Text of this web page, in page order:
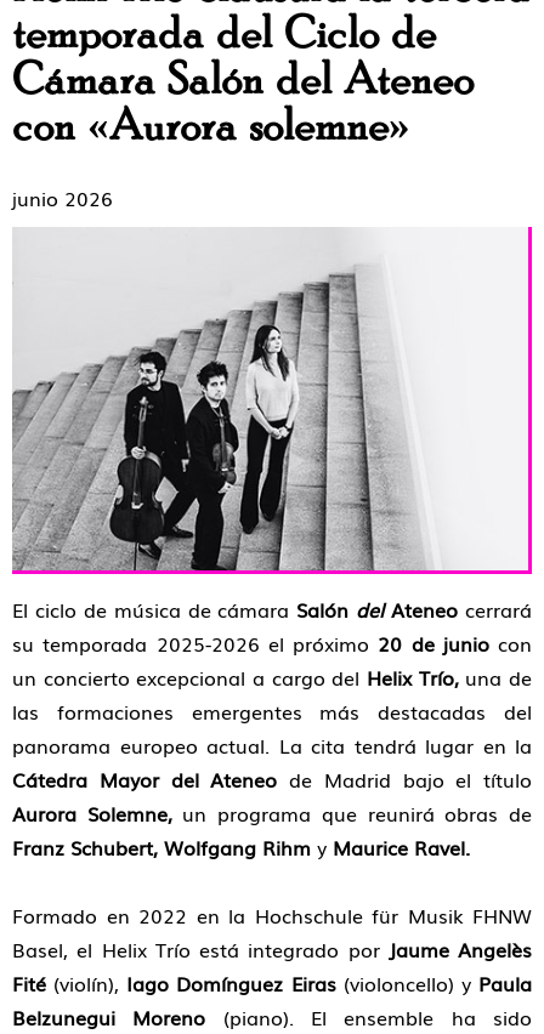
temporada del Ciclo de
Cámara Salón del Ateneo
con «Aurora solemne»
junio 2026
El ciclo de música de cámara Salón delAteneo cerrará
su temporada 2025-2026 el próximo 20 de juniocon
un concierto excepcional a cargo del Helix Trío,una de
las formaciones emergentes más destacadas del
panorama europeo actual. La cita tendrá lugar en la
Cátedra Mayor del Ateneo de Madrid bajo el título
Aurora Solemne,un programa que reunirá obras de
Franz Schubert, Wolfgang Rihm y Maurice Ravel.
Formado en 2022 en la Hochschule für Musik FHNW
Basel, el Helix Trío está integrado por Jaume Angelès
Fité (violín), Iago Domínguez Eiras(violoncello) y Paula
Belzunegui Moreno (piano). El ensemble ha sido